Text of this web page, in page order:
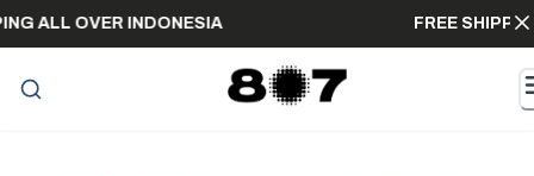
ALL OVER INDONESIA FREE